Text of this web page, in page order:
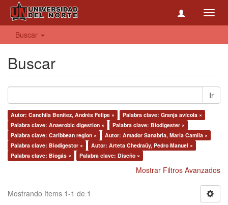
Buscar
Buscar
Ir
Autor: Canchila Benítez, Andrés Felipe ×
Palabra clave: Granja avícola ×
Palabra clave: Anaerobic digestion ×
Palabra clave: Biodigester ×
Palabra clave: Caribbean region ×
Autor: Amador Sanabria, Maria Camila ×
Palabra clave: Biodigestor ×
Autor: Arteta Chedraüy, Pedro Manuel ×
Palabra clave: Biogás ×
Palabra clave: Diseño ×
Mostrar Filtros Avanzados
Mostrando ítems 1-1 de 1